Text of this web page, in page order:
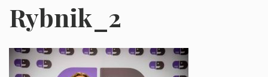
Rybnik_2